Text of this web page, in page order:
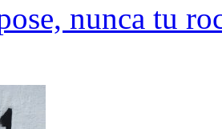
nunca tu